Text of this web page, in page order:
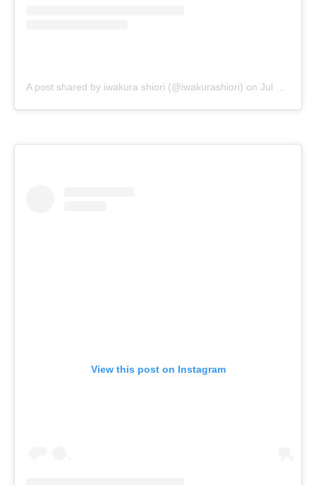
A post shared by iwakura shiori (@iwakurashiori) on Jul 5, 2019 at 9:55am PDT
View this post on Instagram